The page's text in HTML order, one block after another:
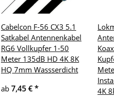
Cabelcon F-56 CX3 5.1
Satkabel Antennenkabel
RG6 Vollkupfer 1-50
Meter 135dB HD 4K 8K
HQ 7mm Wassserdicht
ab 7,45 €*
4K